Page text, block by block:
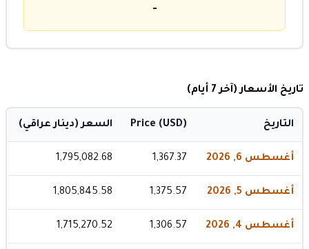
-
تاريخ الأسعار (آخر 7 أيام)
التاريخ Price (USD) السعر (دينار عراقي)
أغسطس 6, 2026 1,367.37
1,795,082.68
أغسطس 5, 2026 1,375.57
1,805,845.58
أغسطس 4, 2026 1,306.57
1,715,270.52